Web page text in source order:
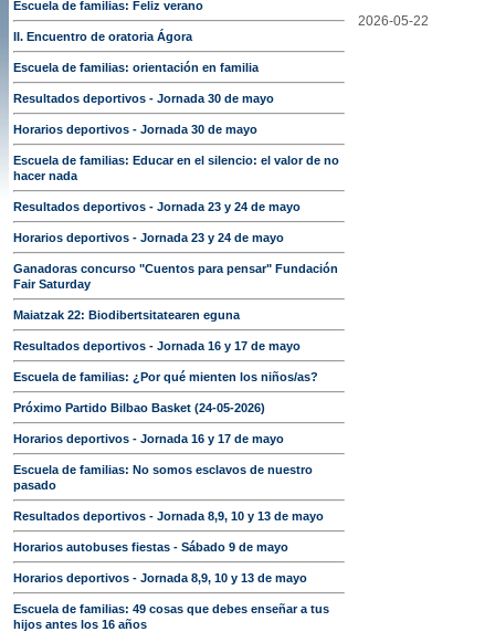
Escuela de familias: Feliz verano
II. Encuentro de oratoria Ágora
Escuela de familias: orientación en familia
Resultados deportivos - Jornada 30 de mayo
Horarios deportivos - Jornada 30 de mayo
Escuela de familias: Educar en el silencio: el valor de no
hacer nada
Resultados deportivos - Jornada 23 y 24 de mayo
Horarios deportivos - Jornada 23 y 24 de mayo
Ganadoras concurso "Cuentos para pensar" Fundación
Fair Saturday
Maiatzak 22: Biodibertsitatearen eguna
Resultados deportivos - Jornada 16 y 17 de mayo
Escuela de familias: ¿Por qué mienten los niños/as?
Próximo Partido Bilbao Basket (24-05-2026)
Horarios deportivos - Jornada 16 y 17 de mayo
Escuela de familias: No somos esclavos de nuestro
pasado
Resultados deportivos - Jornada 8,9, 10 y 13 de mayo
Horarios autobuses fiestas - Sábado 9 de mayo
Horarios deportivos - Jornada 8,9, 10 y 13 de mayo
Escuela de familias: 49 cosas que debes enseñar a tus
hijos antes los 16 años
2026-05-22